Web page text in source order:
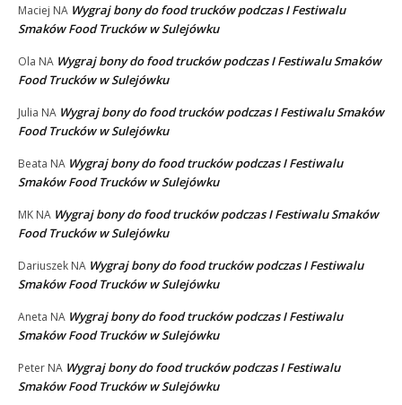
Maciej NA Wygraj bony do food trucków podczas I Festiwalu
Smaków Food Trucków w Sulejówku
Ola NA Wygraj bony do food trucków podczas I Festiwalu Smaków
Food Trucków w Sulejówku
Julia NA Wygraj bony do food trucków podczas I Festiwalu Smaków
Food Trucków w Sulejówku
Beata NA Wygraj bony do food trucków podczas I Festiwalu
Smaków Food Trucków w Sulejówku
MK NA Wygraj bony do food trucków podczas I Festiwalu Smaków
Food Trucków w Sulejówku
Dariuszek NA Wygraj bony do food trucków podczas I Festiwalu
Smaków Food Trucków w Sulejówku
Aneta NA Wygraj bony do food trucków podczas I Festiwalu
Smaków Food Trucków w Sulejówku
Peter NA Wygraj bony do food trucków podczas I Festiwalu
Smaków Food Trucków w Sulejówku